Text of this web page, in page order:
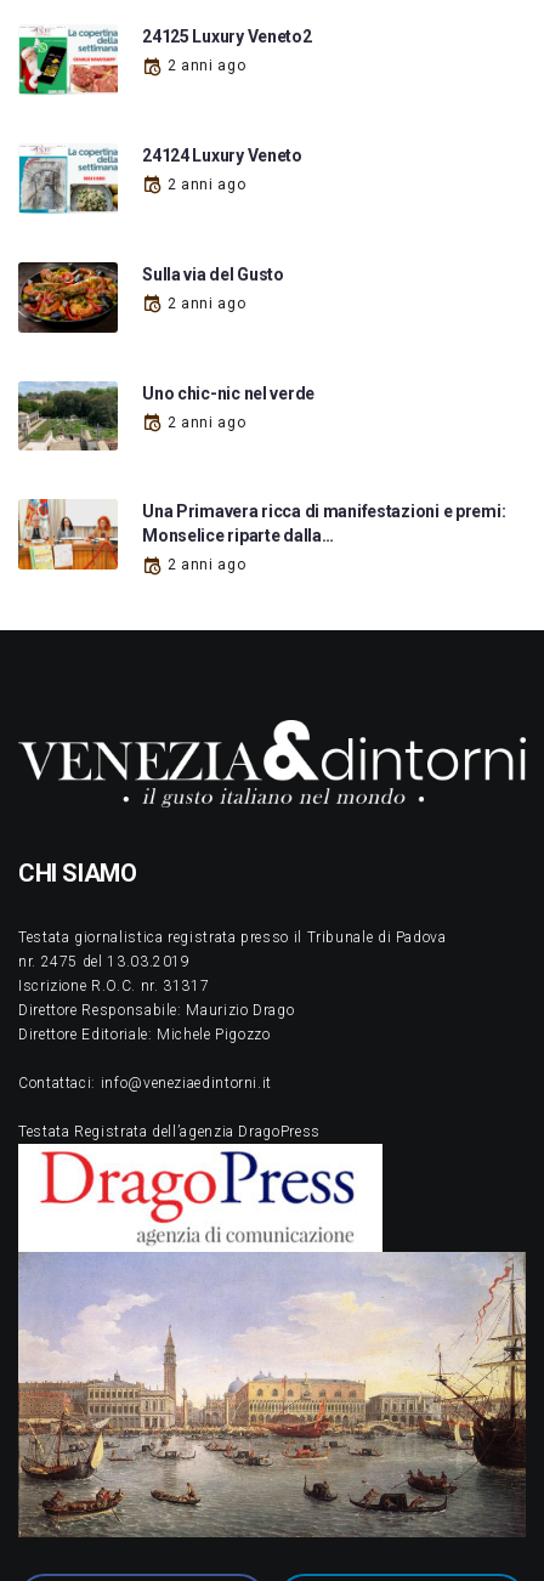
24125 Luxury Veneto2
2 anni ago
24124 Luxury Veneto
2 anni ago
Sulla via del Gusto
2 anni ago
Uno chic-nic nel verde
2 anni ago
Una Primavera ricca di manifestazioni e premi:
Monselice riparte dalla…
2 anni ago
CHI SIAMO
Testata giornalistica registrata presso il Tribunale di Padova
nr. 2475 del 13.03.2019
Iscrizione R.O.C. nr. 31317
Direttore Responsabile: Maurizio Drago
Direttore Editoriale: Michele Pigozzo
Contattaci: info@veneziaedintorni.it
Testata Registrata dell’agenzia DragoPress